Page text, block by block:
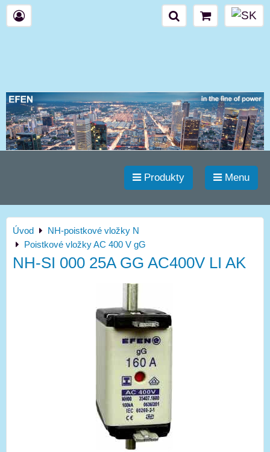
Produkty Menu
Úvod
NH-poistkové vložky N
Poistkové vložky AC 400 V gG
NH-SI 000 25A GG AC400V LI AK